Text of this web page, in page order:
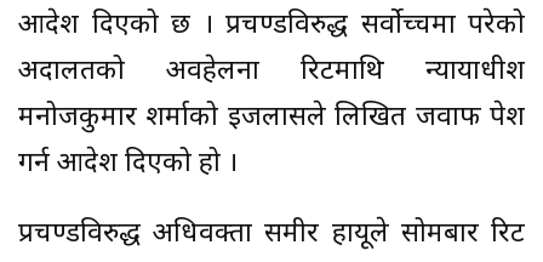
आदेश दिएको छ । प्रचण्डविरुद्ध सर्वोच्चमा परेको
अदालतको अवहेलना रिटमाथि न्यायाधीश
मनोजकुमार शर्माको इजलासले लिखित जवाफ पेश
गर्न आदेश दिएको हो ।
प्रचण्डविरुद्ध अधिवक्ता समीर हायूले सोमबार रिट